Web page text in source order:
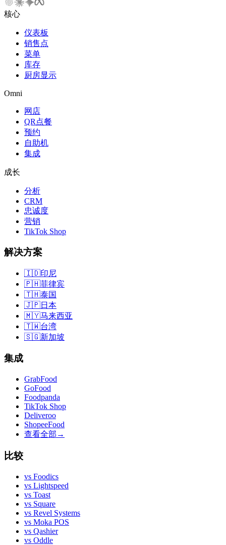
核心
仪表板
销售点
菜单
库存
厨房显示
Omni
网店
QR点餐
预约
自助机
集成
成长
分析
CRM
忠诚度
营销
TikTok Shop
解决方案
🇮🇩印尼
🇵🇭菲律宾
🇹🇭泰国
🇯🇵日本
🇲🇾马来西亚
🇹🇼台湾
🇸🇬新加坡
集成
GrabFood
GoFood
Foodpanda
TikTok Shop
Deliveroo
ShopeeFood
查看全部 →
比较
vs Foodics
vs Lightspeed
vs Toast
vs Square
vs Revel Systems
vs Moka POS
vs Qashier
vs Oddle